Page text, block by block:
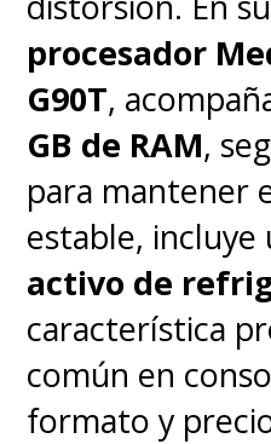
procesador
G90T,
GB de RAM,
para mantener
estable,
activo de
característica
común en
formato y